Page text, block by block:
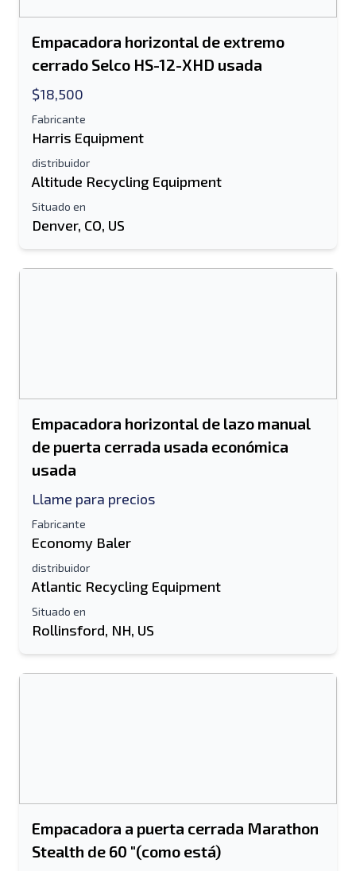
Empacadora horizontal de extremo
cerrado Selco HS-12-XHD usada
$18,500
Fabricante
Harris Equipment
distribuidor
Altitude Recycling Equipment
Situado en
Denver, CO, US
Empacadora horizontal de lazo manual
de puerta cerrada usada económica
usada
Llame para precios
Fabricante
Economy Baler
distribuidor
Atlantic Recycling Equipment
Situado en
Rollinsford, NH, US
Empacadora a puerta cerrada Marathon
Stealth de 60 "(como está)